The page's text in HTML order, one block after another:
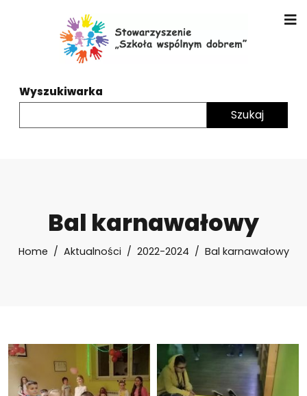
Wyszukiwarka
Bal karnawałowy
Home Aktualności 2022-2024 Bal karnawałowy